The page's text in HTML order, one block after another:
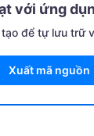
với ứng
để tự lưu trữ
Xuất mã nguồn